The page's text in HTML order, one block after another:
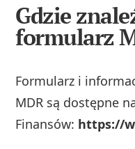
Gdzie
formularz
Formularz i
MDR są dostępne
Finansów: https://